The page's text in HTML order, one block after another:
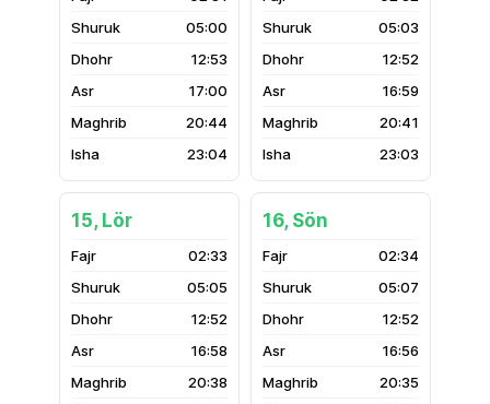
05:00
12:53
17:00
20:44
23:04
05:03
12:52
16:59
20:41
23:03
15, Lör
02:33
05:05
12:52
16:58
20:38
16, Sön
02:34
05:07
12:52
16:56
20:35